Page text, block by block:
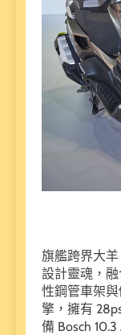
旗艦跨界大羊
設計靈魂，
性鋼管車架
擎，擁有
備 Bosch